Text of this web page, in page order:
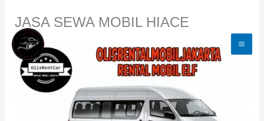
Konten
JASA SEWA MOBIL HIACE